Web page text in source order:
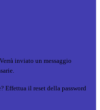
Verrà inviato un messaggio
Effettua il reset della password